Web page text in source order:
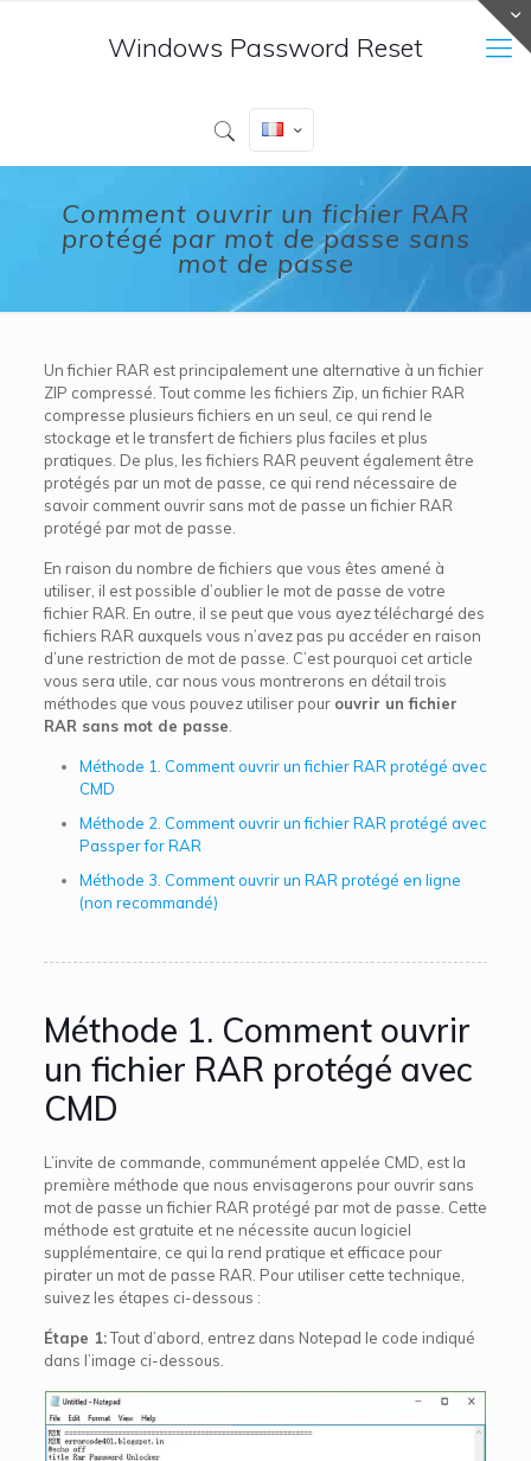
Windows Password Reset
Comment ouvrir un fichier RAR
protégé par mot de passe sans
mot de passe
Un fichier RAR est principalement une alternative à un fichier
ZIP compressé. Tout comme les fichiers Zip, un fichier RAR
compresse plusieurs fichiers en un seul, ce qui rend le
stockage et le transfert de fichiers plus faciles et plus
pratiques. De plus, les fichiers RAR peuvent également être
protégés par un mot de passe, ce qui rend nécessaire de
savoir comment ouvrir sans mot de passe un fichier RAR
protégé par mot de passe.
En raison du nombre de fichiers que vous êtes amené à
utiliser, il est possible d’oublier le mot de passe de votre
fichier RAR. En outre, il se peut que vous ayez téléchargé des
fichiers RAR auxquels vous n’avez pas pu accéder en raison
d’une restriction de mot de passe. C’est pourquoi cet article
vous sera utile, car nous vous montrerons en détail trois
méthodes que vous pouvez utiliser pour ouvrir un fichier
RAR sans mot de passe
Méthode 1. Comment ouvrir un fichier RAR protégé avec
CMD
Méthode 2. Comment ouvrir un fichier RAR protégé avec
Passper for RAR
Méthode 3. Comment ouvrir un RAR protégé en ligne
(non recommandé)
Méthode 1. Comment ouvrir
un fichier RAR protégé avec
CMD
L’invite de commande, communément appelée CMD, est la
première méthode que nous envisagerons pour ouvrir sans
mot de passe un fichier RAR protégé par mot de passe. Cette
méthode est gratuite et ne nécessite aucun logiciel
supplémentaire, ce qui la rend pratique et efficace pour
pirater un mot de passe RAR. Pour utiliser cette technique,
suivez les étapes ci-dessous :
Étape 1:Tout d’abord, entrez dans Notepad le code indiqué
dans l’image ci-dessous.